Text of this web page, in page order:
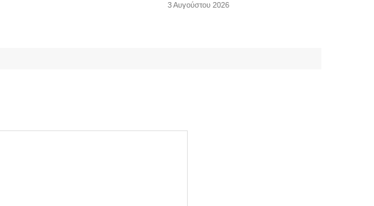
3 Αυγούστου 2026